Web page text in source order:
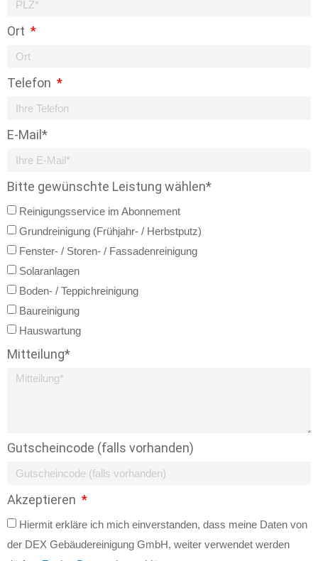
Ort
Telefon
E-Mail*
Bitte gewünschte Leistung wählen*
Reinigungsservice im Abonnement
Grundreinigung (Frühjahr- / Herbstputz)
Fenster- / Storen- / Fassadenreinigung
Solaranlagen
Boden- / Teppichreinigung
Baureinigung
Hauswartung
Mitteilung*
Gutscheincode (falls vorhanden)
Akzeptieren
Hiermit erkläre ich mich einverstanden, dass meine Daten von
der DEX Gebäudereinigung GmbH, weiter verwendet werden